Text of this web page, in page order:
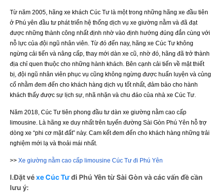
Từ năm 2005, hãng xe khách Cúc Tư là một trong những hãng xe đầu tiên
ở Phú yên đầu tư phát triển hệ thống dịch vụ xe giường nằm và đã đạt
được những thành công nhất định nhờ vào định hướng đúng đắn cùng với
nỗ lực của đội ngũ nhân viên. Từ đó đến nay, hãng xe Cúc Tư không
ngừng cải tiến và nâng cấp, thay mới dàn xe cũ, nhờ đó, hãng đã trở thành
địa chỉ quen thuộc cho những hành khách. Bên cạnh cải tiến về mặt thiết
bị, đội ngũ nhân viên phục vụ cũng không ngừng được huấn luyện và củng
cố nhằm đem đến cho khách hàng dịch vụ tốt nhất, đảm bảo cho hành
khách thấy được sự lịch sự, nhã nhặn và chu đáo của nhà xe Cúc Tư.
Năm 2018, Cúc Tư tiên phong đầu tư dàn xe giường nằm cao cấp
limousine. Là hãng xe duy nhất trên tuyến đường Sài Gòn Phú Yên hỗ trợ
dòng xe “phi cơ mặt đất” này. Cam kết đem đến cho khách hàng những trải
nghiệm mới lạ và thoải mái nhất.
>> Xe giường nằm cao cấp limousine Cúc Tư đi Phú Yên
I.Đặt véxe Cúc Tưđi Phú Yên từ Sài Gòn và các vấn đề cần
lưu ý: